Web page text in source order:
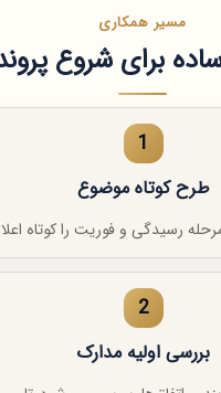
مسیر همکاری
برای شروع
1
طرح کوتاه موضوع
رسیدگی و فوریت را کوتاه
2
بررسی اولیه مدارک